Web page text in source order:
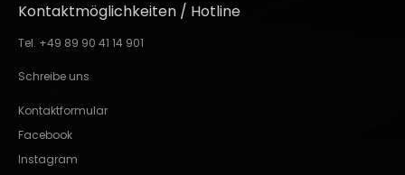
Kontaktmöglichkeiten / Hotline
Tel. +49 89 90 41 14 901
Schreibe uns
Kontaktformular
Facebook
Instagram